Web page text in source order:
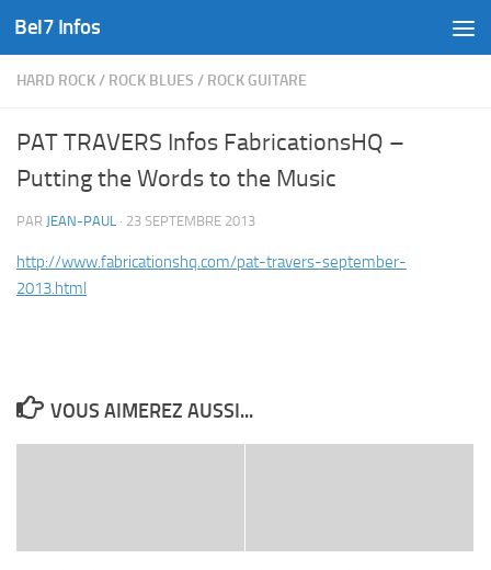
Skip to content
Bel7 Infos
HARD ROCK/ ROCK BLUES / ROCK GUITARE
PAT TRAVERS Infos FabricationsHQ –
Putting the Words to the Music
PAR JEAN-PAUL · 23 SEPTEMBRE 2013
http://www.fabricationshq.com/pat-travers-september-
2013.html
VOUS AIMEREZ AUSSI...